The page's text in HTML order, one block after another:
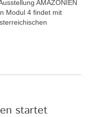
AMAZONIEN
Modul 4 findet mit
startet